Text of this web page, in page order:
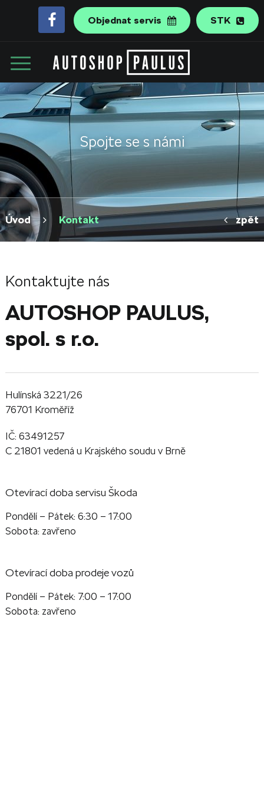
Objednat servis STK
Spojte se s námi
Úvod Kontakt zpět
Kontaktujte nás
AUTOSHOP PAULUS,
spol. s r.o.
Hulínská 3221/26
76701 Kroměříž
IČ: 63491257
C 21801 vedená u Krajského soudu v Brně
Otevírací doba servisu Škoda
Pondělí – Pátek: 6:30 – 17:00
Sobota: zavřeno
Otevírací doba prodeje vozů
Pondělí – Pátek: 7:00 – 17:00
Sobota: zavřeno